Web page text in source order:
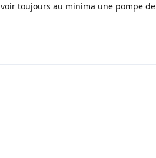
toujours au minima une pompe de